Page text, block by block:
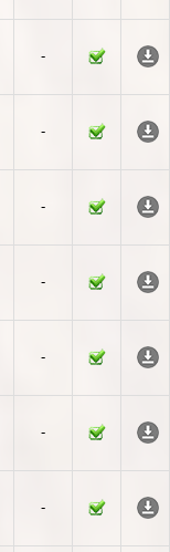
-
-
-
-
-
-
-